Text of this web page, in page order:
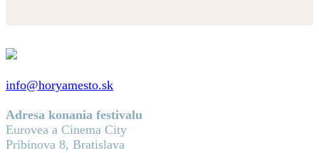
info@horyamesto.sk
Adresa konania festivalu
Eurovea a Cinema City
Pribinova 8, Bratislava